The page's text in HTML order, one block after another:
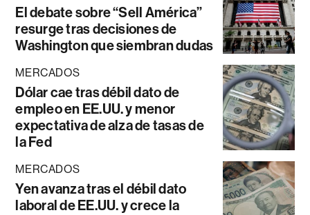
El debate sobre “Sell América”
resurge tras decisiones de
Washington que siembran dudas
MERCADOS
Dólar cae tras débil dato de
empleo en EE.UU. y menor
expectativa de alza de tasas de
la Fed
MERCADOS
Yen avanza tras el débil dato
laboral de EE.UU. y crece la